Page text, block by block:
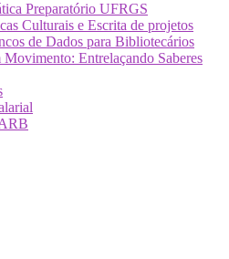
Preparatório UFRGS
Culturais e Escrita de projetos
de Dados para Bibliotecários
Movimento: Entrelaçando Saberes